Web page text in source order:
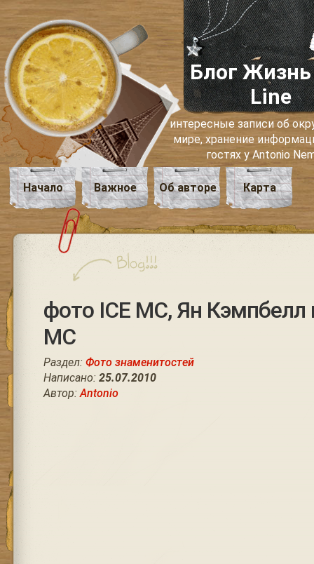
Блог Жизнь
Line
интересные записи об
мире, хранение
гостях у Antonio
Начало Важное Об авторе Карта
фото ICE MC, Ян Кэмпбелл
MC
Раздел: Фото знаменитостей
Написано: 25.07.2010
Автор:Antonio